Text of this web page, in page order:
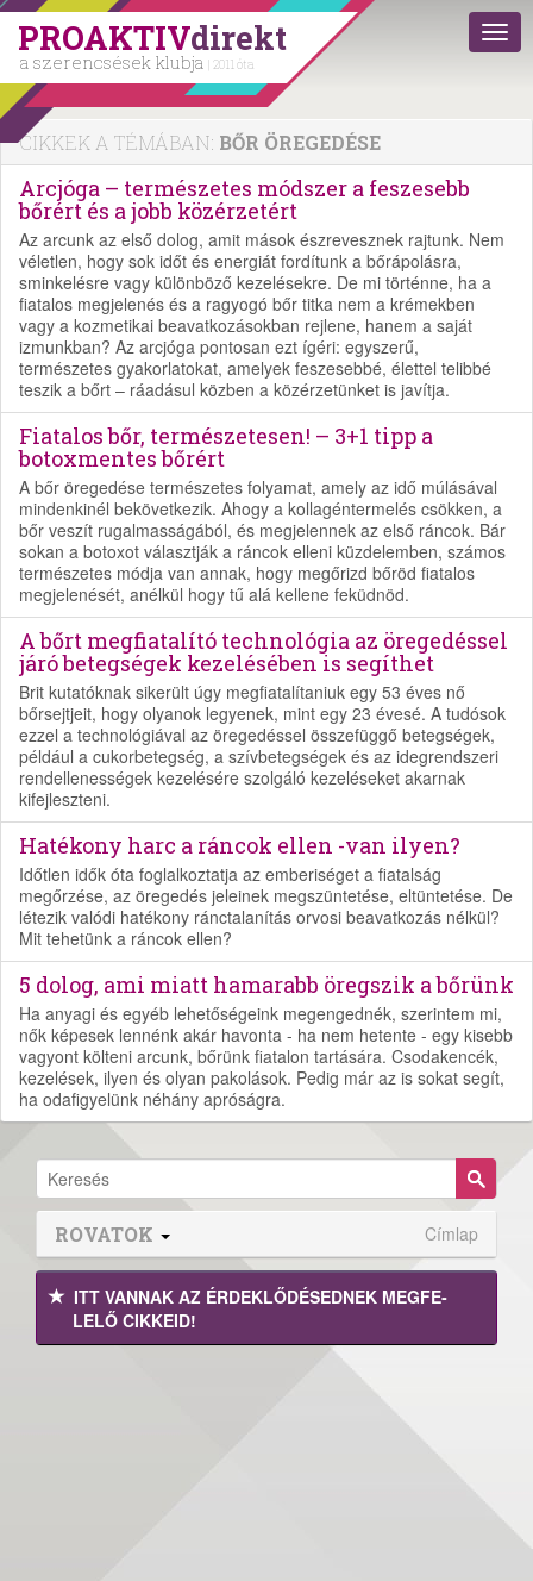
PROAKTIVdirekt
a szerencsések klubja | 2011 óta
CIKKEK A TÉMÁBAN: BŐR ÖREGEDÉSE
Arcjóga – természetes módszer a feszesebb
bőrért és a jobb közérzetért
Az arcunk az első dolog, amit mások észrevesznek rajtunk. Nem
véletlen, hogy sok időt és energiát fordítunk a bőrápolásra,
sminkelésre vagy különböző kezelésekre. De mi történne, ha a
fiatalos megjelenés és a ragyogó bőr titka nem a krémekben
vagy a kozmetikai beavatkozásokban rejlene, hanem a saját
izmunkban? Az arcjóga pontosan ezt ígéri: egyszerű,
természetes gyakorlatokat, amelyek feszesebbé, élettel telibbé
teszik a bőrt – ráadásul közben a közérzetünket is javítja.
Fiatalos bőr, természetesen! – 3+1 tipp a
botoxmentes bőrért
A bőr öregedése természetes folyamat, amely az idő múlásával
mindenkinél bekövetkezik. Ahogy a kollagéntermelés csökken, a
bőr veszít rugalmasságából, és megjelennek az első ráncok. Bár
sokan a botoxot választják a ráncok elleni küzdelemben, számos
természetes módja van annak, hogy megőrizd bőröd fiatalos
megjelenését, anélkül hogy tű alá kellene feküdnöd.
A bőrt megfiatalító technológia az öregedéssel
járó betegségek kezelésében is segíthet
Brit kutatóknak sikerült úgy megfiatalítaniuk egy 53 éves nő
bőrsejtjeit, hogy olyanok legyenek, mint egy 23 évesé. A tudósok
ezzel a technológiával az öregedéssel összefüggő betegségek,
például a cukorbetegség, a szívbetegségek és az idegrendszeri
rendellenességek kezelésére szolgáló kezeléseket akarnak
kifejleszteni.
Hatékony harc a ráncok ellen -van ilyen?
Időtlen idők óta foglalkoztatja az emberiséget a fiatalság
megőrzése, az öregedés jeleinek megszüntetése, eltüntetése. De
létezik valódi hatékony ránctalanítás orvosi beavatkozás nélkül?
Mit tehetünk a ráncok ellen?
5 dolog, ami miatt hamarabb öregszik a bőrünk
Ha anyagi és egyéb lehetőségeink megengednék, szerintem mi,
nők képesek lennénk akár havonta - ha nem hetente - egy kisebb
vagyont költeni arcunk, bőrünk fiatalon tartására. Csodakencék,
kezelések, ilyen és olyan pakolások. Pedig már az is sokat segít,
ha odafigyelünk néhány apróságra.
ROVATOK Címlap
ITT VANNAK AZ ÉRDEK­LŐDÉ­SEDNEK MEGFE­
LELŐ CIKKEID!